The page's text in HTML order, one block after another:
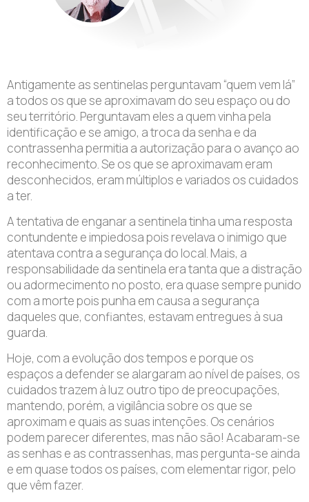
Antigamente as sentinelas perguntavam “quem vem lá”
a todos os que se aproximavam do seu espaço ou do
seu território. Perguntavam eles a quem vinha pela
identificação e se amigo, a troca da senha e da
contrassenha permitia a autorização para o avanço ao
reconhecimento. Se os que se aproximavam eram
desconhecidos, eram múltiplos e variados os cuidados
a ter.
A tentativa de enganar a sentinela tinha uma resposta
contundente e impiedosa pois revelava o inimigo que
atentava contra a segurança do local. Mais, a
responsabilidade da sentinela era tanta que a distração
ou adormecimento no posto, era quase sempre punido
com a morte pois punha em causa a segurança
daqueles que, confiantes, estavam entregues à sua
guarda.
Hoje, com a evolução dos tempos e porque os
espaços a defender se alargaram ao nível de países, os
cuidados trazem à luz outro tipo de preocupações,
mantendo, porém, a vigilância sobre os que se
aproximam e quais as suas intenções. Os cenários
podem parecer diferentes, mas não são! Acabaram-se
as senhas e as contrassenhas, mas pergunta-se ainda
e em quase todos os países, com elementar rigor, pelo
que vêm fazer.